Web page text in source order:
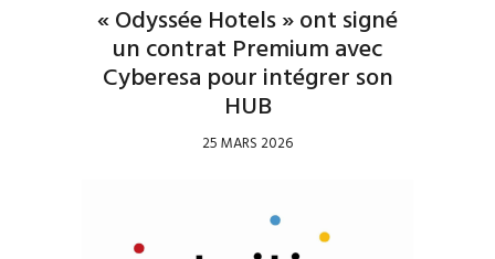
« Odyssée Hotels » ont signé
un contrat Premium avec
Cyberesa pour intégrer son
HUB
25 MARS 2026